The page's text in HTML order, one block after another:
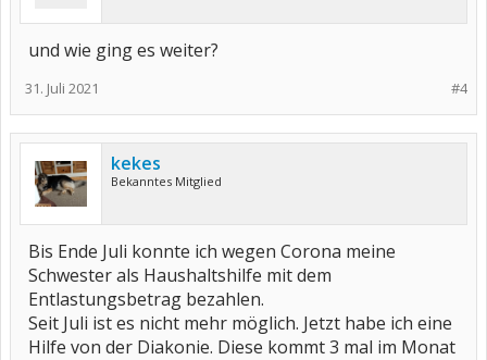
und wie ging es weiter?
#4
31. Juli 2021
kekes
Bekanntes Mitglied
Bis Ende Juli konnte ich wegen Corona meine
Schwester als Haushaltshilfe mit dem
Entlastungsbetrag bezahlen.
Seit Juli ist es nicht mehr möglich. Jetzt habe ich eine
Hilfe von der Diakonie. Diese kommt 3 mal im Monat